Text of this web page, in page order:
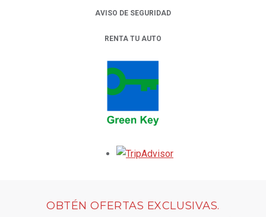
AVISO DE SEGURIDAD
RENTA TU AUTO
OPENS IN A NEW TAB.
OBTÉN OFERTAS EXCLUSIVAS.